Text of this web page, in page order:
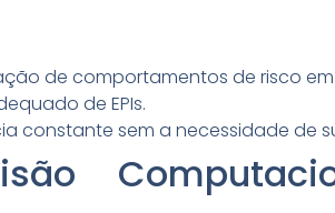
de comportamentos de risco
de EPIs.
constante sem a necessidade de